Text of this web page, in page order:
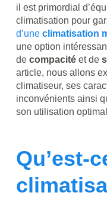
il est primordial
climatisation pour
d’une climatisation
une option
de compacitéet de
article, nous allons
climatiseur, ses
inconvénients ainsi
son utilisation
Qu’est-